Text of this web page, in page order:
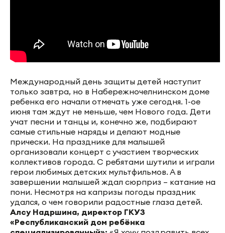
Международный день защиты детей наступит
только завтра, но в Набережночелнинском доме
ребенка его начали отмечать уже сегодня. 1-ое
июня там ждут не меньше, чем Нового года. Дети
учат песни и танцы и, конечно же, подбирают
самые стильные наряды и делают модные
прически. На празднике для малышей
организовали концерт с участием творческих
коллективов города. С ребятами шутили и играли
герои любимых детских мультфильмов. А в
завершении малышей ждал сюрприз – катание на
пони. Несмотря на капризы погоды праздник
удался, о чем говорили радостные глаза детей.
Алсу Надршина, директор ГКУЗ
«Республиканский дом ребёнка